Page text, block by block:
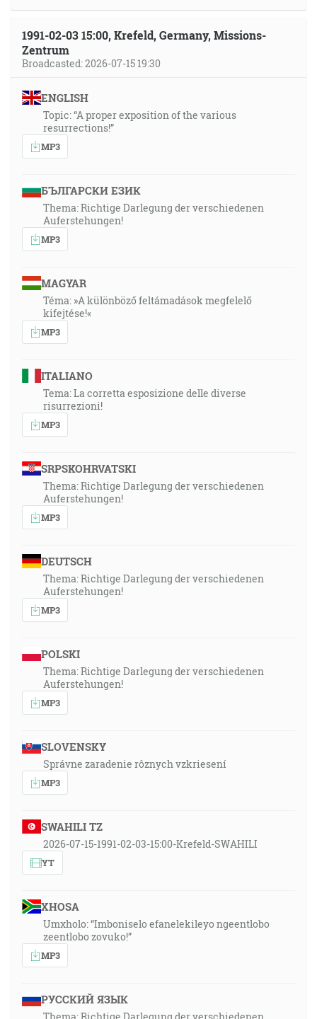
1991-02-03 15:00, Krefeld, Germany, Missions-
Zentrum
Broadcasted: 2026-07-15 19:30
ENGLISH
Topic: “A proper exposition of the various
resurrections!”
MP3
БЪЛГАРСКИ ЕЗИК
Thema: Richtige Darlegung der verschiedenen
Auferstehungen!
MP3
MAGYAR
Téma: »A különböző feltámadások megfelelő
kifejtése!«
MP3
ITALIANO
Tema: La corretta esposizione delle diverse
risurrezioni!
MP3
SRPSKOHRVATSKI
Thema: Richtige Darlegung der verschiedenen
Auferstehungen!
MP3
DEUTSCH
Thema: Richtige Darlegung der verschiedenen
Auferstehungen!
MP3
POLSKI
Thema: Richtige Darlegung der verschiedenen
Auferstehungen!
MP3
SLOVENSKY
Správne zaradenie rôznych vzkriesení
MP3
SWAHILI TZ
2026-07-15-1991-02-03-15:00-Krefeld-SWAHILI
YT
XHOSA
Umxholo: “Imboniselo efanelekileyo ngeentlobo
zeentlobo zovuko!”
MP3
РУССКИЙ ЯЗЫК